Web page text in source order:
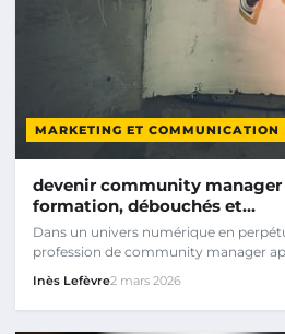
MARKETING ET COMMUNICATION
devenir community manager
formation, débouchés et…
Dans un univers numérique en
profession de community manager
Inès Lefèvre2 mars 2026